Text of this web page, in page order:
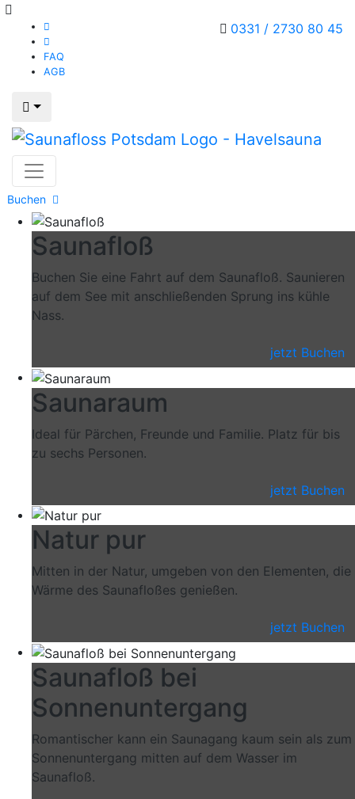
FAQ
AGB
0331 / 2730 80 45
Buchen
Saunafloß
Buchen Sie eine Fahrt auf dem Saunafloß. Saunieren
auf dem See mit anschließenden Sprung ins kühle
Nass.
jetzt Buchen
Saunaraum
Ideal für Pärchen, Freunde und Familie. Platz für bis
zu sechs Personen.
jetzt Buchen
Natur pur
Mitten in der Natur, umgeben von den Elementen, die
Wärme des Saunafloßes genießen.
jetzt Buchen
Saunafloß bei
Sonnenuntergang
Romantischer kann ein Saunagang kaum sein als zum
Sonnenuntergang mitten auf dem Wasser im
Saunafloß.